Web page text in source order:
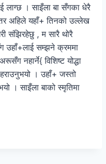
लाग्छ । साइँला बा सँगका धेरै
अहिले यहाँ+ तिनको उल्लेख
संझिरहेछु , म सारै थोरै
उहाँ+लाई सम्झने क्रममा
नहार्ने{ विशिष्ट योद्धा
। उहाँ+ जस्तो
। साइँला बाको स्मृतिमा